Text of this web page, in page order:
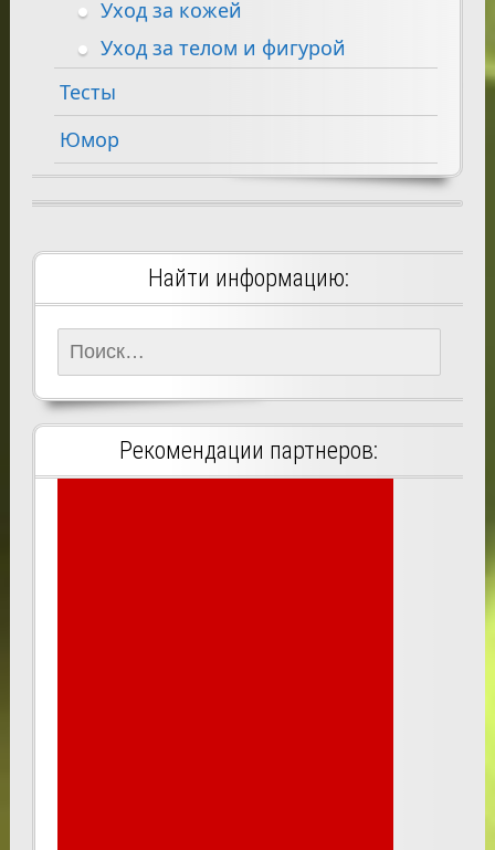
Уход за кожей
Уход за телом и фигурой
Тесты
Юмор
Найти информацию:
Найти:
Рекомендации партнеров: